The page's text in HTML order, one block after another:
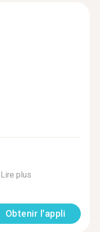
Lire plus
Obtenir l'appli